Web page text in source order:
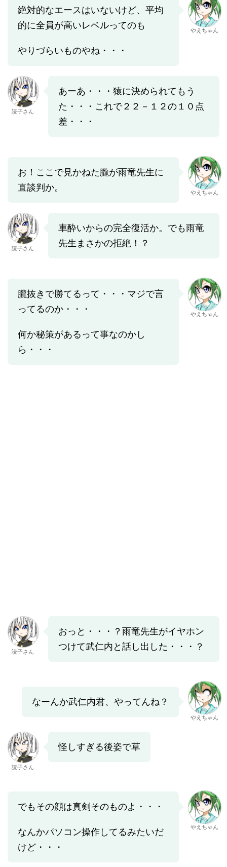
絶対的なエースはいないけど、平均
的に全員が高いレベルってのも
やりづらいものやね・・・
やえちゃん
読子さん
あーあ・・・猿に決められてもう
た・・・これで２２－１２の１０点
差・・・
お！ここで見かねた朧が雨竜先生に
直談判か。
やえちゃん
読子さん
車酔いからの完全復活か。でも雨竜
先生まさかの拒絶！？
朧抜きで勝てるって・・・マジで言
ってるのか・・・
何か秘策があるって事なのかし
ら・・・
やえちゃん
読子さん
おっと・・・？雨竜先生がイヤホン
つけて武仁内と話し出した・・・？
なーんか武仁内君、やってんね？
やえちゃん
読子さん
怪しすぎる後姿で草
でもその顔は真剣そのものよ・・・
なんかパソコン操作してるみたいだ
けど・・・
やえちゃん